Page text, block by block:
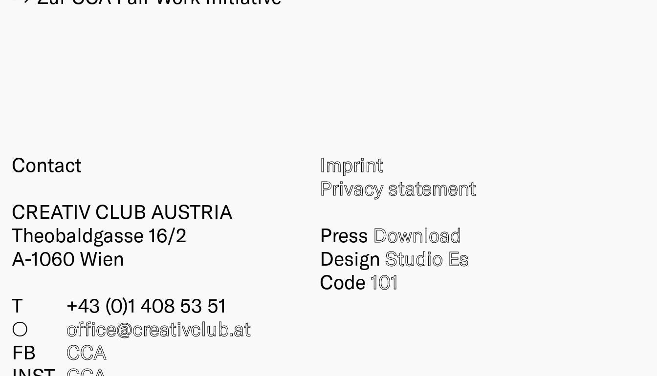
Contact
CREATIV CLUB AUSTRIA
Theobaldgasse 16/2
A-1060 Wien
T
+43 (0)1 408 53 51
○
office@creativclub.at
FB
CCA
Imprint
Privacy statement
Press Download
Design Studio Es
Code 101